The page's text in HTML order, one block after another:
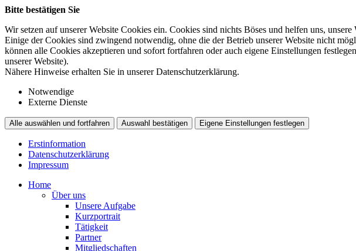
Bitte bestätigen Sie
Wir setzen auf unserer Website Cookies ein. Cookies sind nichts Böses und helfen uns, unsere
Einige der Cookies sind zwingend notwendig, ohne die der Betrieb unserer Website nicht
können alle Cookies akzeptieren und sofort fortfahren oder auch eigene Einstellungen
unserer Website).
Nähere Hinweise erhalten Sie in unserer Datenschutzerklärung.
Notwendige
Externe Dienste
Alle auswählen und fortfahren Auswahl bestätigen Eigene Einstellungen festlegen
Erstinformation
Datenschutzerklärung
Impressum
Home
Über uns
Unsere Aufgabe
Kurzportrait
Tätigkeit
Partner
Mitgliedschaften